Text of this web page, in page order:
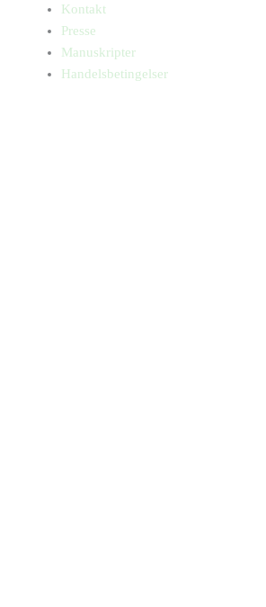
Kontakt
Presse
Manuskripter
Handelsbetingelser